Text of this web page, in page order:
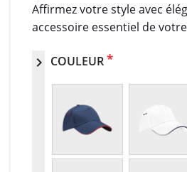
Affirmez votre style avec
accessoire essentiel de
chevron_right COULEUR*